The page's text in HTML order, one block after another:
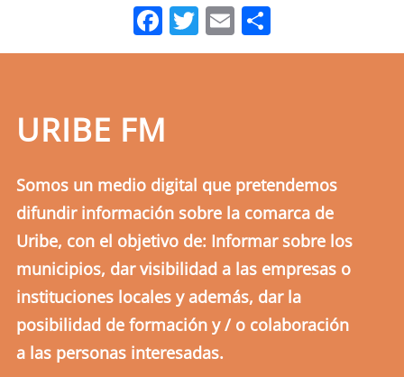
Facebook
Twitter
Email
URIBE FM
Somos un medio digital que pretendemos
difundir información sobre la comarca de
Uribe, con el objetivo de: Informar sobre los
municipios, dar visibilidad a las empresas o
instituciones locales y además, dar la
posibilidad de formación y / o colaboración
a las personas interesadas.